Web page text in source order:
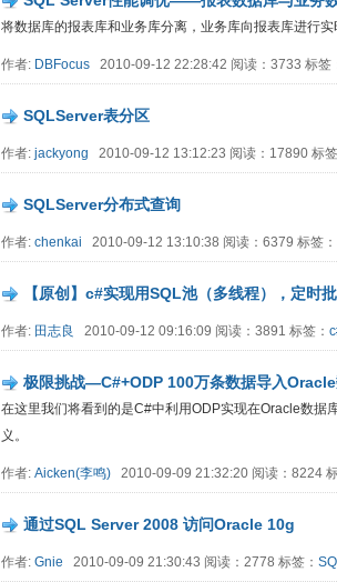
将数据库的报表库和业务库分离，业务库向报表库进行
作者: DBFocus 2010-09-12 22:28:42 阅读：3733 标签
SQLServer表分区
作者: jackyong 2010-09-12 13:12:23 阅读：17890 标签
SQLServer分布式查询
作者: chenkai 2010-09-12 13:10:38 阅读：6379 标签：
【原创】c#实现用SQL池（多线程），定时
作者: 田志良 2010-09-12 09:16:09 阅读：3891 标签：
极限挑战—C#+ODP 100万条数据导入
在这里我们将看到的是C#中利用ODP实现在Oracle数据
义。
作者: Aicken(李鸣) 2010-09-09 21:32:20 阅读：8224 标
通过SQL Server 2008 访问Oracle 10g
作者: Gnie 2010-09-09 21:30:43 阅读：2778 标签：